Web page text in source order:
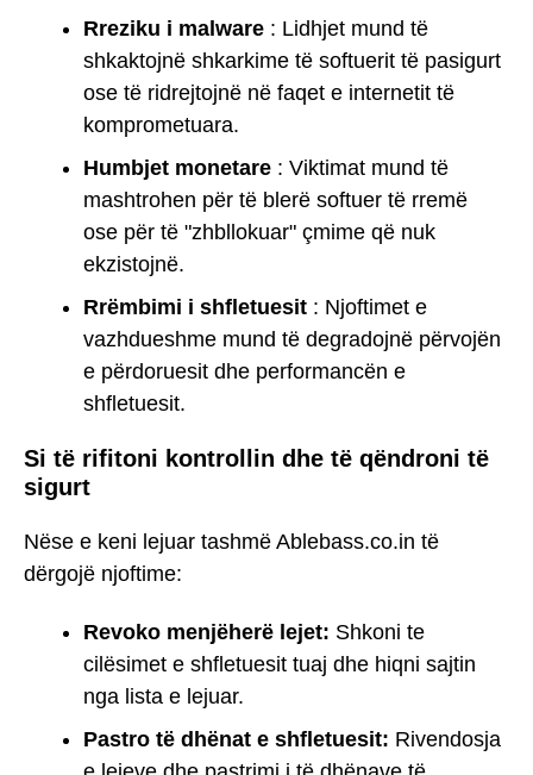
Rreziku i malware : Lidhjet mund të
shkaktojnë shkarkime të softuerit të pasigurt
ose të ridrejtojnë në faqet e internetit të
komprometuara.
Humbjet monetare : Viktimat mund të
mashtrohen për të blerë softuer të rremë
ose për të "zhbllokuar" çmime që nuk
ekzistojnë.
Rrëmbimi i shfletuesit : Njoftimet e
vazhdueshme mund të degradojnë përvojën
e përdoruesit dhe performancën e
shfletuesit.
Si të rifitoni kontrollin dhe të qëndroni të
sigurt
Nëse e keni lejuar tashmë Ablebass.co.in të
dërgojë njoftime:
Revoko menjëherë lejet: Shkoni te
cilësimet e shfletuesit tuaj dhe hiqni sajtin
nga lista e lejuar.
Pastro të dhënat e shfletuesit: Rivendosja